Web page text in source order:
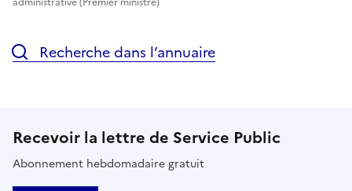
Recherche dans l’annuaire
Recevoir la lettre de Service Public
Abonnement hebdomadaire gratuit